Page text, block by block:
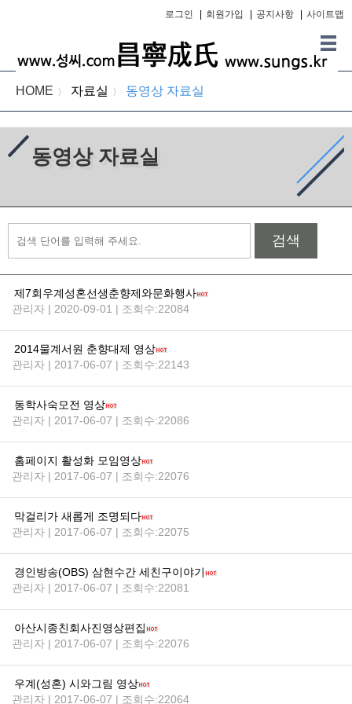
로그인 회원가입 공지사항 사이트맵
HOME 〉 자료실 〉 동영상 자료실
동영상 자료실
검색
제7회우계성혼선생춘향제와문화행사
관리자 | 2020-09-01 | 조회수:22084
2014물계서원 춘향대제 영상
관리자 | 2017-06-07 | 조회수:22143
동학사숙모전 영상
관리자 | 2017-06-07 | 조회수:22086
홈페이지 활성화 모임영상
관리자 | 2017-06-07 | 조회수:22076
막걸리가 새롭게 조명되다
관리자 | 2017-06-07 | 조회수:22075
경인방송(OBS) 삼현수간 세친구이야기
관리자 | 2017-06-07 | 조회수:22081
아산시종친회사진영상편집
관리자 | 2017-06-07 | 조회수:22076
우계(성혼) 시와그림 영상
관리자 | 2017-06-07 | 조회수:22064